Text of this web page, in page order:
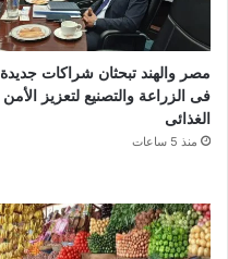
مصر والهند تبحثان شراكات جديدة
فى الزراعة والتصنيع لتعزيز الأمن
الغذائى
منذ 5 ساعات